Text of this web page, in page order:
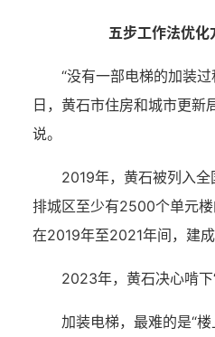
五步工作法优化
“没有一部电梯的加装
日，黄石市住房和城市更新
说。
2019年，黄石被列入
排城区至少有2500个单元楼
在2019年至2021年间，建成
2023年，黄石决心啃下“
加装电梯，最难的是“